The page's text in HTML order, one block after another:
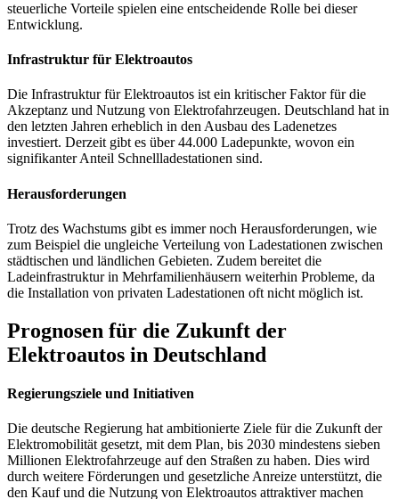
steuerliche Vorteile spielen eine entscheidende Rolle bei dieser
Entwicklung.
Infrastruktur für Elektroautos
Die Infrastruktur für Elektroautos ist ein kritischer Faktor für die
Akzeptanz und Nutzung von Elektrofahrzeugen. Deutschland hat in
den letzten Jahren erheblich in den Ausbau des Ladenetzes
investiert. Derzeit gibt es über 44.000 Ladepunkte, wovon ein
signifikanter Anteil Schnellladestationen sind.
Herausforderungen
Trotz des Wachstums gibt es immer noch Herausforderungen, wie
zum Beispiel die ungleiche Verteilung von Ladestationen zwischen
städtischen und ländlichen Gebieten. Zudem bereitet die
Ladeinfrastruktur in Mehrfamilienhäusern weiterhin Probleme, da
die Installation von privaten Ladestationen oft nicht möglich ist.
Prognosen für die Zukunft der
Elektroautos in Deutschland
Regierungsziele und Initiativen
Die deutsche Regierung hat ambitionierte Ziele für die Zukunft der
Elektromobilität gesetzt, mit dem Plan, bis 2030 mindestens sieben
Millionen Elektrofahrzeuge auf den Straßen zu haben. Dies wird
durch weitere Förderungen und gesetzliche Anreize unterstützt, die
den Kauf und die Nutzung von Elektroautos attraktiver machen